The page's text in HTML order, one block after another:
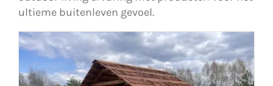
ultieme buitenleven gevoel.